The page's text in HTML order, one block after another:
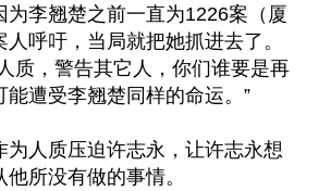
为李翘楚之前一直为1226案（厦
呼吁，当局就把她抓进去了。
质，警告其它人，你们谁要是再
能遭受李翘楚同样的命运。”
为人质压迫许志永，让许志永想
所没有做的事情。